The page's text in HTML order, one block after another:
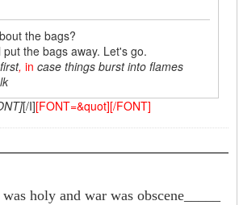
the bags?
put the bags away. Let's go.
,incase things burst into flames
[/I][FONT=&quot][/FONT]
was holy and war was obscene